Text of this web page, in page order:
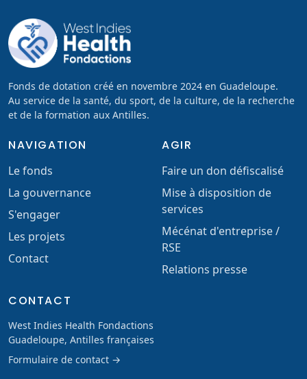
Fonds de dotation créé en novembre 2024 en Guadeloupe.
Au service de la santé, du sport, de la culture, de la recherche
et de la formation aux Antilles.
NAVIGATION
Le fonds
La gouvernance
S'engager
Les projets
Contact
AGIR
Faire un don défiscalisé
Mise à disposition de
services
Mécénat d'entreprise /
RSE
Relations presse
CONTACT
West Indies Health Fondactions
Guadeloupe, Antilles françaises
Formulaire de contact →